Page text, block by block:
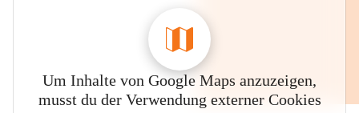
Um Inhalte von Google Maps anzuzeigen,
musst du der Verwendung externer Cookies